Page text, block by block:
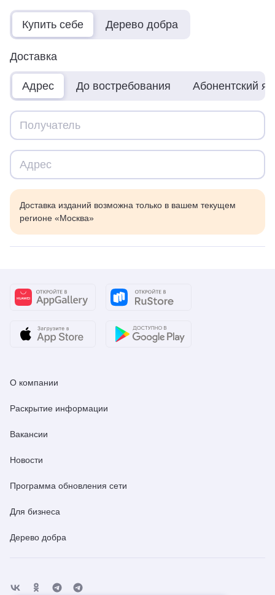
Купить себе Дерево добра
Доставка
Адрес До востребования Абонентский
Доставка изданий возможна только в вашем текущем
регионе «Москва»
О компании
Раскрытие информации
Вакансии
Новости
Программа обновления сети
Для бизнеса
Дерево добра